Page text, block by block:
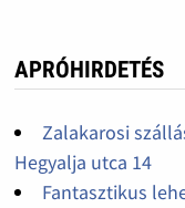
APRÓHIRDETÉS
Zalakarosi
Hegyalja utca 14
Fantasztikus